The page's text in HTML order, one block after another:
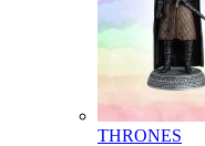
THRONES